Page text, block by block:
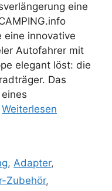
eine
eine innovative
Autofahrer mit
elegant löst: die
Das
Weiterlesen
, Adapter,
Zubehör,